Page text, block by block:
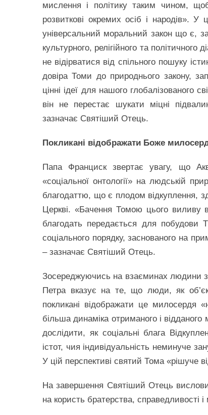
мислення і політику таким чином,
розвиткові окремих осіб і народів».
універсальний моральний закон що є,
культурного, релігійного та
не відірватися від спільного пошуку
довіра Томи до природнього закону,
цінні ідеї для нашого глобалізованого
він не перестає шукати міцні
зазначає Святіший Отець.
Покликані відображати Боже
Папа Франциск звертає увагу, що
«соціальної онтології» на людській
благодаттю, що є плодом відкуплення,
Церкві. «Бачення Томою цього виливу
благодать передається для побудови
соціального порядку, заснованого на
– зазначає Святіший Отець.
Зосереджуючись на взаєминах людини з
Петра вказує на те, що люди, як
покликані відображати це милосердя
більша динаміка отриманого і
дослідити, як соціальні блага
істот, чия індивідуальність неминуче
У цій перспективі святий Тома «рішуче
На завершення Святіший Отець
на користь братерства, справедливості і